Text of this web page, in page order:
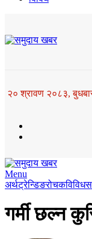
२० श्रावण २०८३,
Menu
अर्थट्रेन्डिङरोचकविविध
गर्मी छल्न